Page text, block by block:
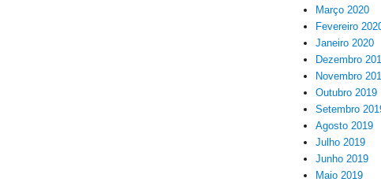
Março 2020
Fevereiro
Janeiro 2020
Dezembro
Novembro
Outubro 2019
Setembro
Agosto 2019
Julho 2019
Junho 2019
Maio 2019